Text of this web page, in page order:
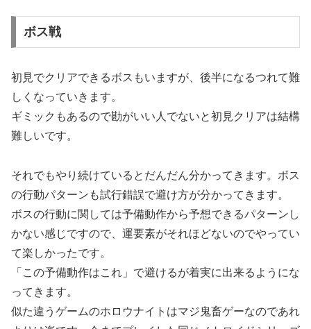
ボス戦
初見でクリアできるボスもいますが、後半になるつれて難
しくなっていきます。
ギミックもあるので勘がいい人でないと初見クリアは結構
難しいです。
それでもやり続けているとだんだん分かってきます。ボス
の行動パターンも試行錯誤で避け方が分かってきます。
ボスの行動に関しては予備動作から予想できるパターンし
かない感じですので、運要素がそれほどないのでやってい
て楽しかったです。
「この予備動作はこれ」で避けるが着実に出来るようにな
ってきます。
似た違うゲームのホロウナイトはマジ鬼畜ゲーなのであれ